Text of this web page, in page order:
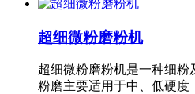
超细微粉磨粉机
超细微粉磨粉机是一种细
粉磨主要适用于中、低硬度